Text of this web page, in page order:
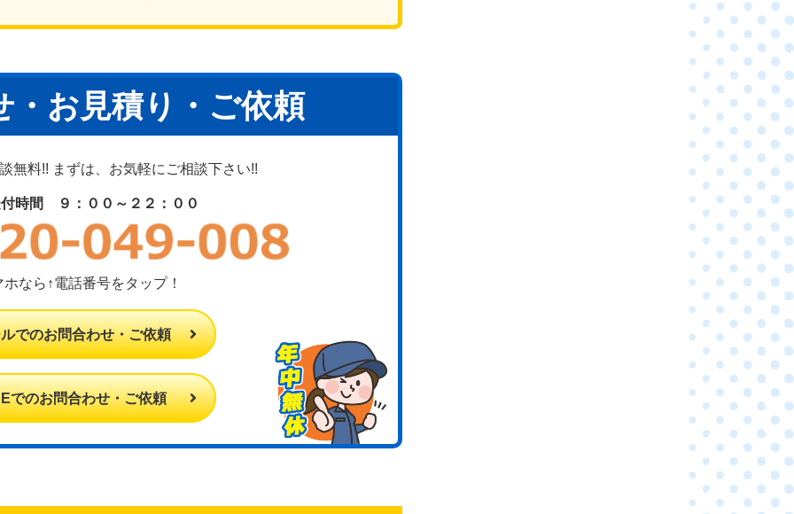
・お見積り・ご依頼
無料!! まずは、お気軽にご相談下さい!!
時間 ９：００～２２：００
ホなら↑電話番号をタップ！
でのお問合わせ・ご依頼
でのお問合わせ・ご依頼